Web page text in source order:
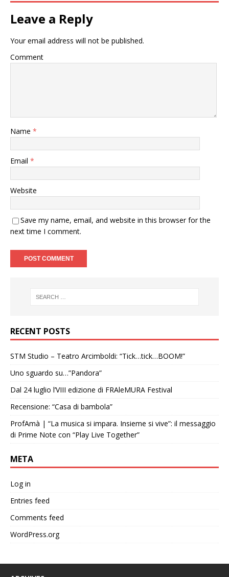
Leave a Reply
Your email address will not be published.
Comment
Name *
Email *
Website
Save my name, email, and website in this browser for the
next time I comment.
RECENT POSTS
STM Studio – Teatro Arcimboldi: “Tick…tick…BOOM!”
Uno sguardo su…”Pandora”
Dal 24 luglio l’VIII edizione di FRAleMURA Festival
Recensione: “Casa di bambola”
ProfAmà | “La musica si impara. Insieme si vive”: il messaggio
di Prime Note con “Play Live Together”
META
Log in
Entries feed
Comments feed
WordPress.org